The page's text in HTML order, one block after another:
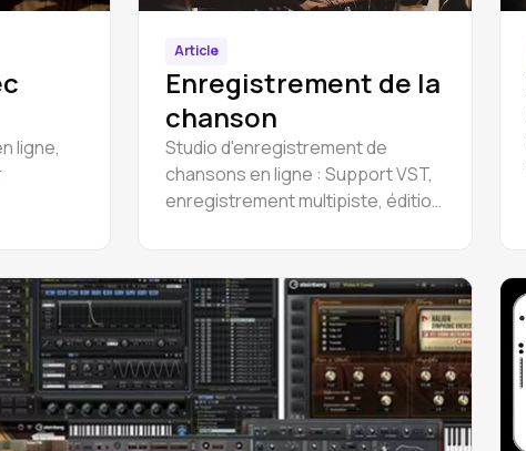
ligne,
Article
Enregistrement de la
chanson
Studio d'enregistrement de
chansons en ligne : Support VST,
enregistrement multipiste, édition